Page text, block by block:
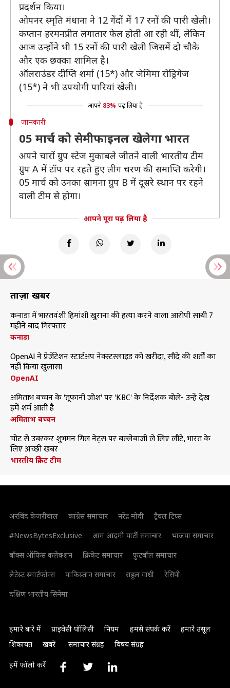
प्रदर्शन किया।
ओपनर स्मृति मंधाना ने 12 गेंदों में 17 रनों की पारी खेली।
कप्तान हरमनप्रीत लगातार फेल होती आ रही थीं, लेकिन
आज उन्होंने भी 15 रनों की पारी खेली जिसमें दो चौके
और एक छक्का शामिल है।
ऑलराउंडर दीप्ति शर्मा (15*) और जेमिमा रोड्रिगेज
(15*) ने भी उपयोगी पारियां खेली।
आपने 83% पढ़ लिया है
जानकारी
05 मार्च को सेमीफाइनल खेलेगा भारत
अपने चारों ग्रुप स्टेज मुकाबले जीतने वाली भारतीय टीम
ग्रुप A में टॉप पर रहते हुए लीग चरण की समाप्ति करेगी।
05 मार्च को उनका सामना ग्रुप B में दूसरे स्थान पर रहने
वाली टीम से होगा।
आपने पूरा पढ़ लिया है
ताज़ा खबरें
कनाडा में भारतवंशी हिमांशी खुराना की हत्या करने वाला आरोपी साथी 7
महीने बाद गिरफ्तार
कनाडा
OpenAI ने प्रेजेंटेशन स्टार्टअप नेक्स्टस्लाइड को खरीदा, सौदे की शर्तों का
नहीं किया खुलासा
OpenAI
अमिताभ बच्चन के 'तूफानी जोश' पर 'KBC' के निर्देशक बोले- उन्हें देख
हमें शर्म आती है
अमिताभ बच्चन
चोट से उबरकर शुभमन गिल नेट्स पर बल्लेबाजी ले लिए लौटे, भारत के
लिए अच्छी खबर
भारतीय क्रिकेट टीम
अरविंद केजरीवाल कांग्रेस समाचार नरेंद्र मोदी
ट्रैवल टिप्स
#NewsBytesExclusive
आम आदमी पार्टी समाचार
भाजपा समाचार
बॉक्स ऑफिस कलेक्शन
क्रिकेट समाचार
फुटबॉल समाचार
लेटेस्ट स्मार्टफोन्स
पाकिस्तान समाचार राहुल गांधी
रेसिपी
दक्षिण भारतीय सिनेमा
हमारे बारे में प्राइवेसी पॉलिसी नियम हमसे संपर्क करें
हमारे उसूल
शिकायत
खबरें समाचार संग्रह विषय संग्रह
हमें फॉलो करें